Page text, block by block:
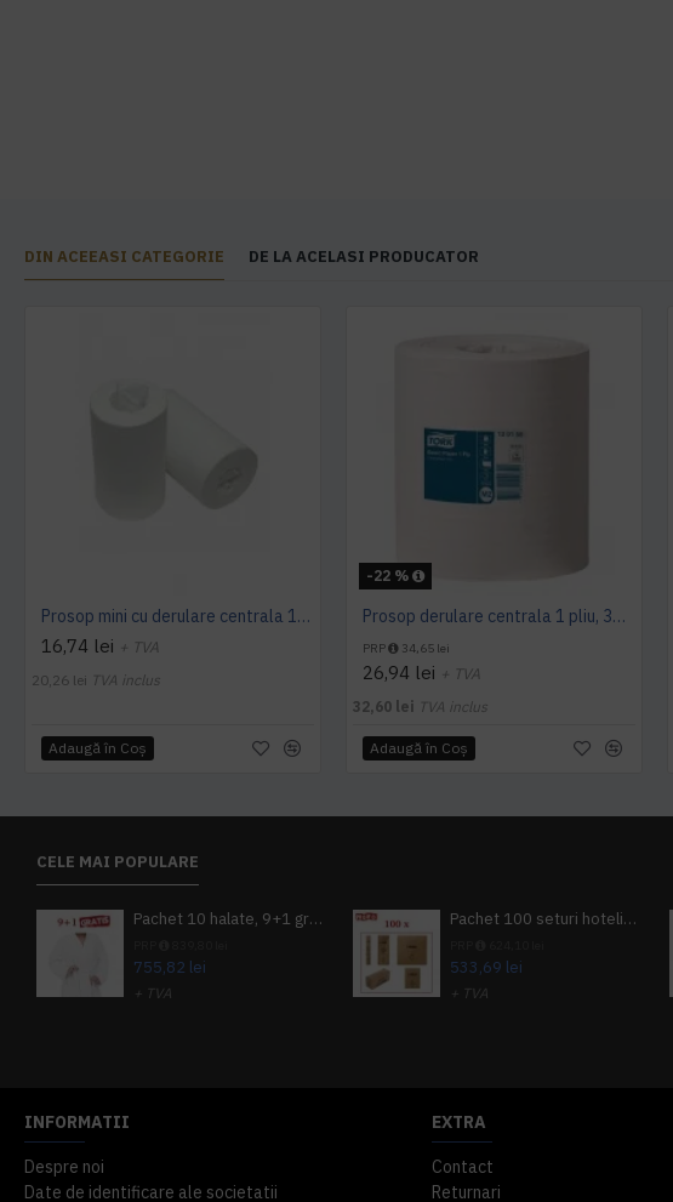
DIN ACEEASI CATEGORIE DE LA ACELASI PRODUCATOR
Prosop mini cu derulare centrala 1 pliu, 120 m Tork
16,74 lei + TVA
20,26 lei TVA inclus
Adaugă în Coş
-22 %
Prosop derulare centrala 1 pliu, 300 m Tork
PRP 34,65 lei
26,94 lei + TVA
32,60 lei TVA inclus
Adaugă în Coş
CELE MAI POPULARE
Pachet 10 halate, 9+1 gratuit
755,82 lei
+ TVA
Pachet 100 seturi hoteliere, set dentar, set barbierit, casca de dus, pila unghii, set cusut
533,69 lei
+ TVA
INFORMATII
Despre noi
Date de identificare ale societatii
EXTRA
Contact
Returnari